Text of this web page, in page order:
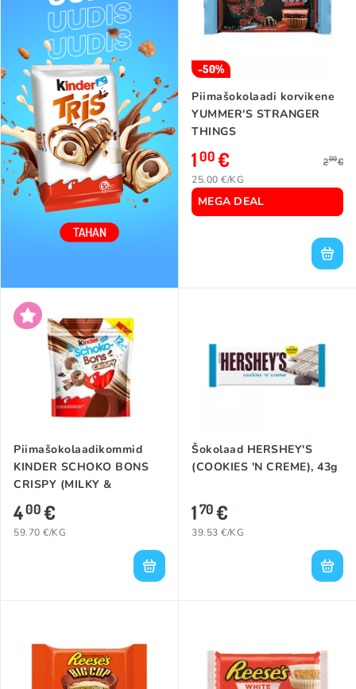
-50%
MEGA DEAL
Piimašokolaadi korvikene
YUMMER'S STRANGER
THINGS
(RASPBERRY/PEANUT
CREAM), 40g
100€ 200€
25.00 €/KG
Piimašokolaadikommid
KINDER SCHOKO BONS
CRISPY (MILKY &
COCOA), 67g
400€
59.70 €/KG
Šokolaad HERSHEY'S
(COOKIES 'N CREME), 43g
170€
39.53 €/KG